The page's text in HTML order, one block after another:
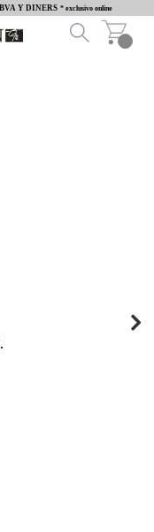
Y DINERS * exclusivo online